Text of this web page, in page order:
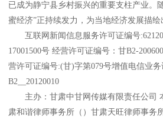
已成为静宁县乡村振兴的重要支柱产业。
蜜经济”正持续发力，为当地经济发展描绘
互联网新闻信息服务许可证编号
17001500号 经营许可证编号：甘B2-
营许可证编号:(甘)字第079号增值电信业
B2__20120010
主办：甘肃中甘网传媒有限责任公司
肃和谐律师事务所（）甘肃天旺律师事务所